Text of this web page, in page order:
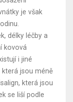
je však
délky léčby a
kovová
i jiné
jsou méně
která jsou
se liší podle